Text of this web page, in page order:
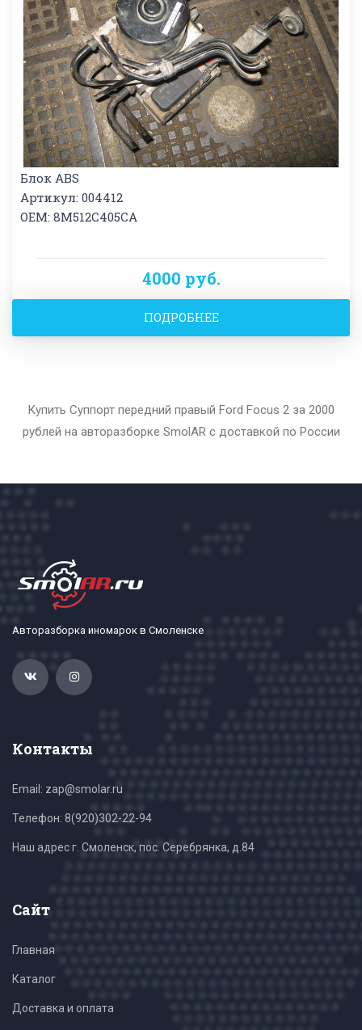
Блок ABS
Артикул: 004412
OEM: 8M512C405CA
4000 руб.
ПОДРОБНЕЕ
Купить Суппорт передний правый Ford Focus 2 за 2000
рублей на авторазборке SmolAR с доставкой по России
Авторазборка иномарок в Смоленске
Контакты
Email: zap@smolar.ru
Телефон: 8(920)302-22-94
Наш адрес г. Смоленск, пос. Серебрянка, д.84
Сайт
Главная
Каталог
Доставка и оплата